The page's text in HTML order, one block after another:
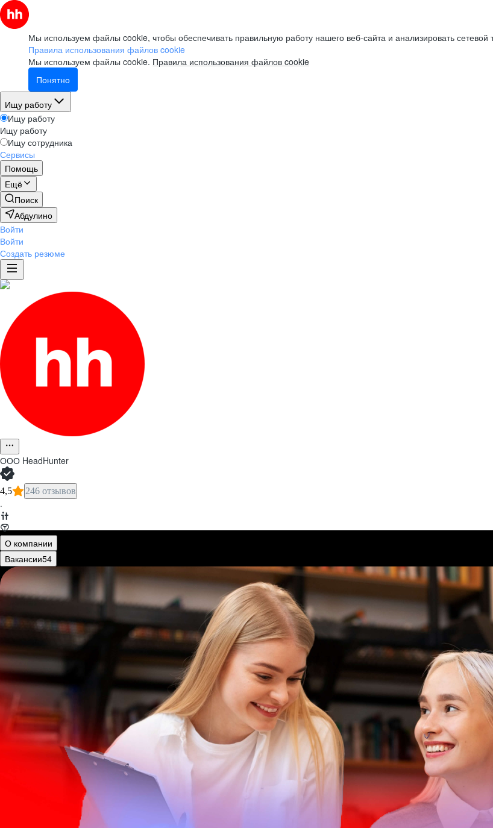
Мы используем файлы cookie, чтобы обеспечивать правильную работу нашего веб-сайта и анализировать сетевой
Правила использования файлов cookie
Мы используем файлы cookie. Правила использования файлов cookie
Понятно
Ищу работу
Ищу работу
Ищу работу
Ищу сотрудника
Сервисы
Помощь
Ещё
Поиск
Абдулино
Войти
Войти
Создать резюме
ООО HeadHunter
4,5 246 отзывов
·
О компании
Вакансии54